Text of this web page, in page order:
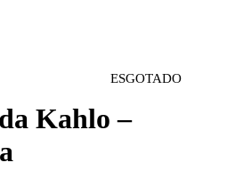
ESGOTADO
Kahlo –